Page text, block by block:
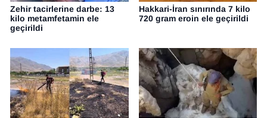
Zehir tacirlerine darbe: 13
kilo metamfetamin ele
geçirildi
Hakkari-İran sınırında 7 kilo
720 gram eroin ele geçirildi